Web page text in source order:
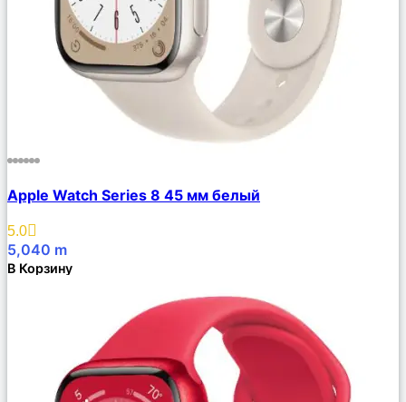
Описание
Избранное
Apple Watch Series 8 45 мм белый
5.0
5,040 m
В Корзину